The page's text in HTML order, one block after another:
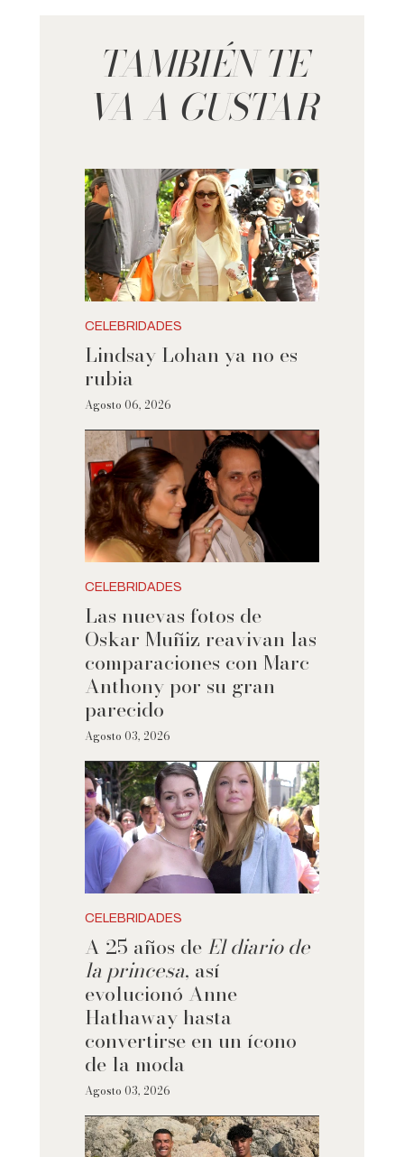
TAMBIÉN TE
VA A GUSTAR
CELEBRIDADES
Lindsay Lohan ya no es
rubia
Agosto 06, 2026
CELEBRIDADES
Las nuevas fotos de
Oskar Muñiz reavivan las
comparaciones con Marc
Anthony por su gran
parecido
Agosto 03, 2026
CELEBRIDADES
A 25 años de El diario de
la princesa, así
evolucionó Anne
Hathaway hasta
convertirse en un ícono
de la moda
Agosto 03, 2026